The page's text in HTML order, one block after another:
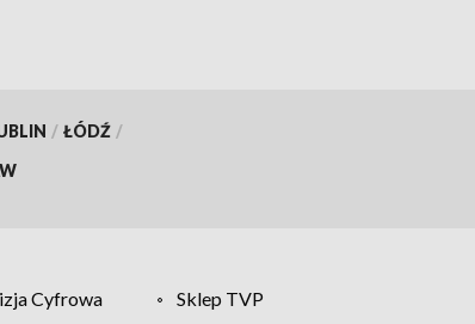
/ ŁÓDŹ /
Cyfrowa
Sklep TVP